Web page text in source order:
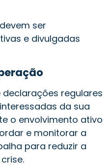
ser
e divulgadas
regulares
da sua
o envolvimento ativo
e monitorar a
para reduzir a